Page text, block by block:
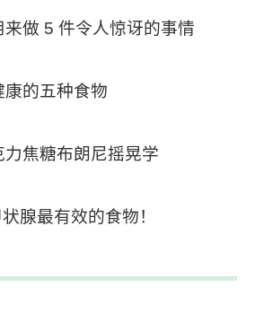
来做 5 件令人惊讶的事情
的五种食物
力焦糖布朗尼摇晃学
腺最有效的食物！